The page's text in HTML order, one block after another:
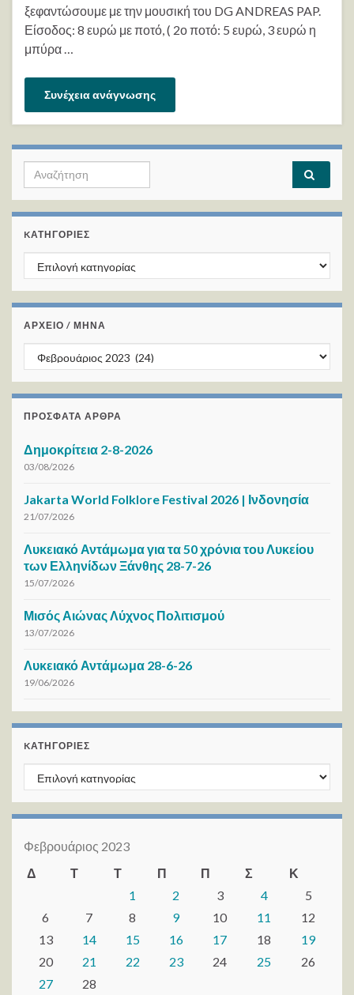
ξεφαντώσουμε με την μουσική του DG ANDREAS PAP.
Είσοδος: 8 ευρώ με ποτό, ( 2ο ποτό: 5 ευρώ, 3 ευρώ η
μπύρα …
Συνέχεια ανάγνωσης
Search for:
KΑΤΗΓΟΡΊΕΣ
Kατηγορίες
ΑΡΧΕΙΟ / ΜΗΝΑ
ΑΡΧΕΙΟ / ΜΗΝΑ
ΠΡΌΣΦΑΤΑ ΆΡΘΡΑ
Δημοκρίτεια 2-8-2026
03/08/2026
Jakarta World Folklore Festival 2026 | Ινδονησία
21/07/2026
Λυκειακό Αντάμωμα για τα 50 χρόνια του Λυκείου
των Ελληνίδων Ξάνθης 28-7-26
15/07/2026
Μισός Αιώνας Λύχνος Πολιτισμού
13/07/2026
Λυκειακό Αντάμωμα 28-6-26
19/06/2026
KΑΤΗΓΟΡΊΕΣ
Kατηγορίες
Φεβρουάριος 2023
Δ
Τ Τ Π Π Σ
Κ
1
2 3 4
5
6
7 8 9 10 11
12
13
14 15 16 17 18
19
20
21 22 23 24 25
26
27
28